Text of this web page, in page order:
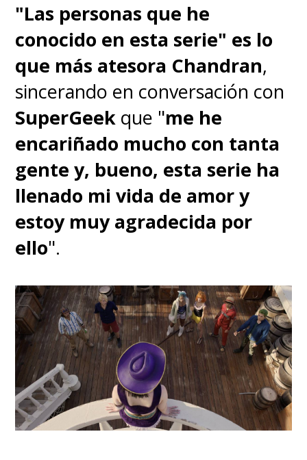
"Las personas que he
conocido en esta serie" es lo
que más atesora Chandran,
sincerando en conversación con
SuperGeek que "me he
encariñado mucho con tanta
gente y, bueno, esta serie ha
llenado mi vida de amor y
estoy muy agradecida por
ello".